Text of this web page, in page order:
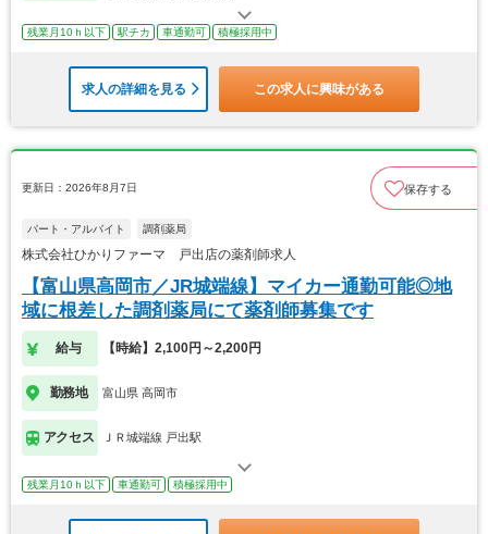
残業月10ｈ以下 駅チカ 車通勤可 積極採用中
求人の詳細を見る この求人に興味がある
更新日：2026年8月7日 保存する
パート・アルバイト 調剤薬局
株式会社ひかりファーマ 戸出店の薬剤師求人
【富山県高岡市／JR城端線】マイカー通勤可能◎地
域に根差した調剤薬局にて薬剤師募集です
給与 【時給】2,100円～2,200円
勤務地 富山県 高岡市
アクセス ＪＲ城端線 戸出駅
残業月10ｈ以下 車通勤可 積極採用中